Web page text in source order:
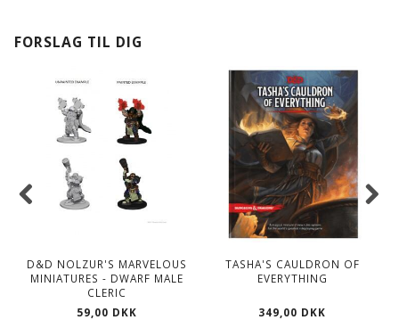
FORSLAG TIL DIG
D&D NOLZUR'S MARVELOUS
MINIATURES - DWARF MALE
CLERIC
59,00 DKK
TASHA'S CAULDRON OF
EVERYTHING
349,00 DKK